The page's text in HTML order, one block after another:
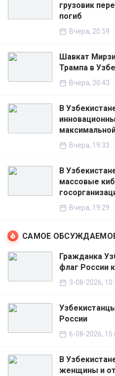
грузовик
погиб
Вчера, 20:59
Шавкат
Трампа в
Вчера, 20:43
В
Вчера, 19:33
В
массовые
Вчера, 19:29
САМОЕ
Гражданка
флаг России
3-08-2026,
России
6-08-2026,
В
женщины и